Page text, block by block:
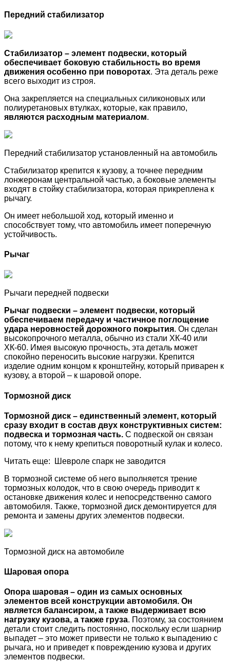
Передний стабилизатор
Стабилизатор – элемент подвески, который
обеспечивает боковую стабильность во время
движения особенно при поворотах. Эта деталь реже
всего выходит из строя.
Она закрепляется на специальных силиконовых или
полиуретановых втулках, которые, как правило,
являются расходным материалом.
Передний стабилизатор установленный на автомобиль
Стабилизатор крепится к кузову, а точнее передним
лонжеронам центральной частью, а боковые элементы
входят в стойку стабилизатора, которая прикреплена к
рычагу.
Он имеет небольшой ход, который именно и
способствует тому, что автомобиль имеет поперечную
устойчивость.
Рычаг
Рычаги передней подвески
Рычаг подвески – элемент подвески, который
обеспечиваем передачу и частичное поглощение
удара неровностей дорожного покрытия. Он сделан
высокопрочного металла, обычно из стали ХК-40 или
ХК-60. Имея высокую прочность, эта деталь может
спокойно переносить высокие нагрузки. Крепится
изделие одним концом к кронштейну, который приварен к
кузову, а второй – к шаровой опоре.
Тормозной диск
Тормозной диск – единственный элемент, который
сразу входит в состав двух конструктивных систем:
подвеска и тормозная часть. С подвеской он связан
потому, что к нему крепиться поворотный кулак и колесо.
Читать еще: Шевроле спарк не заводится
В тормозной системе об него выполняется трение
тормозных колодок, что в свою очередь приводит к
остановке движения колес и непосредственно самого
автомобиля. Также, тормозной диск демонтируется для
ремонта и замены других элементов подвески.
Тормозной диск на автомобиле
Шаровая опора
Опора шаровая – один из самых основных
элементов всей конструкции автомобиля. Он
является балансиром, а также выдерживает всю
нагрузку кузова, а также груза. Поэтому, за состоянием
детали стоит следить постоянно, поскольку если шарнир
выпадет – это может привести не только к выпадению с
рычага, но и приведет к повреждению кузова и других
элементов подвески.